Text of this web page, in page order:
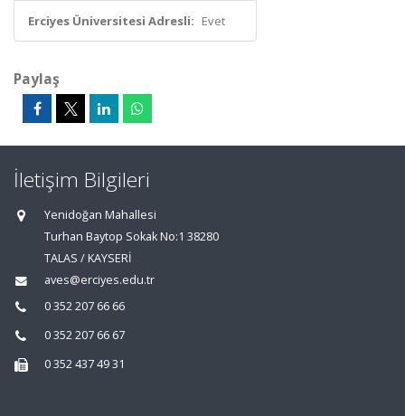
Erciyes Üniversitesi Adresli: Evet
Paylaş
İletişim Bilgileri
Yenidoğan Mahallesi
Turhan Baytop Sokak No:1 38280
TALAS / KAYSERİ
aves@erciyes.edu.tr
0 352 207 66 66
0 352 207 66 67
0 352 437 49 31